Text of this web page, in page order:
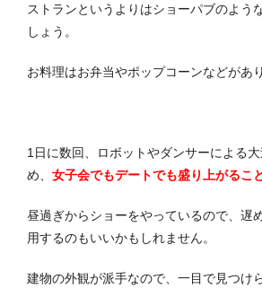
ストランというよりはショーパブのよう
しょう。
お料理はお弁当やポップコーンなどがあ
1日に数回、ロボットやダンサーによる
め、 女子会でもデートでも盛り上がるこ
昼過ぎからショーをやっているので、遅
用するのもいいかもしれません。
建物の外観が派手なので、一目で見つけ